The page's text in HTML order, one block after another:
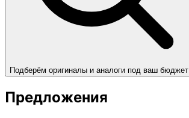
Подберём оригиналы и аналоги под ваш бюджет
Предложения